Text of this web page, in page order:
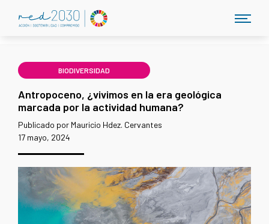
BIODIVERSIDAD
Antropoceno, ¿vivimos en la era geológica
marcada por la actividad humana?
Publicado por Mauricio Hdez. Cervantes
17 mayo, 2024